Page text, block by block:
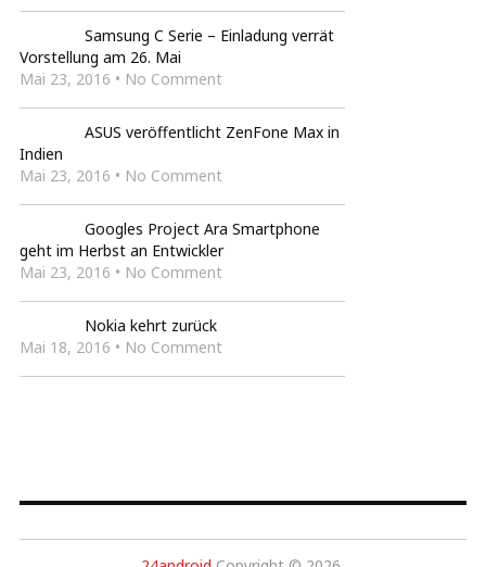
Samsung C Serie – Einladung verrät
Vorstellung am 26. Mai
Mai 23, 2016 • No Comment
ASUS veröffentlicht ZenFone Max in
Indien
Mai 23, 2016 • No Comment
Googles Project Ara Smartphone
geht im Herbst an Entwickler
Mai 23, 2016 • No Comment
Nokia kehrt zurück
Mai 18, 2016 • No Comment